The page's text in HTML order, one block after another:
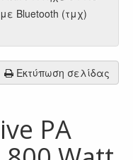
Bluetooth (τμχ)
Εκτύπωση σελίδας
PA